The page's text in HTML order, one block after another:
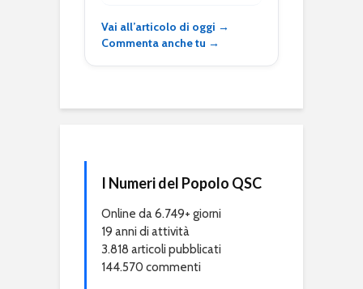
Vai all’articolo di oggi →
Commenta anche tu →
I Numeri del Popolo QSC
Online da 6.749+ giorni
19 anni di attività
3.818 articoli pubblicati
144.570 commenti